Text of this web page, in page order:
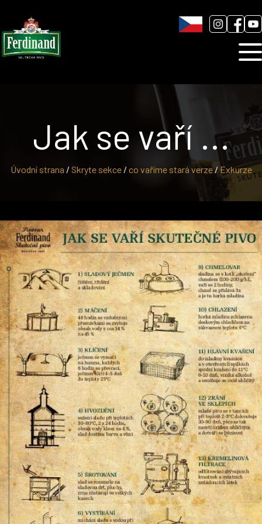
Blog
Úvodní strana / Skryte sekce / co vaříme stará verze/Exkurze
Jak se vaří ...